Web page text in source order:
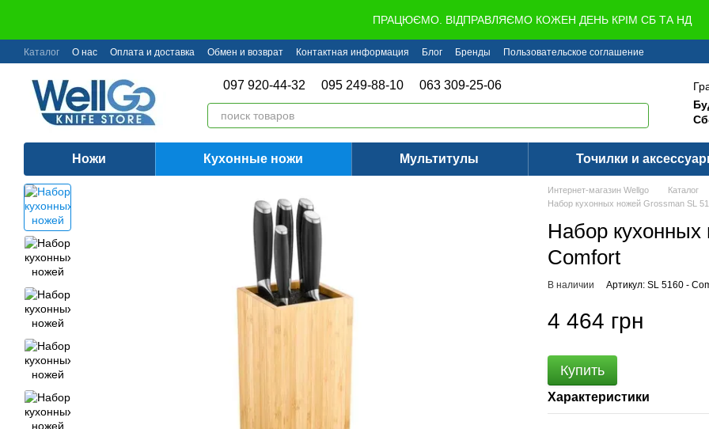
ПРАЦЮЄМО. ВІДПРАВЛЯЄМО КОЖЕН ДЕНЬ КРІМ СБ ТА НД
Каталог О нас Оплата и доставка Обмен и возврат Контактная информация Блог Бренды Пользовательское соглашение
097 920-44-32 095 249-88-10 063 309-25-06
Ножи Кухонные ножи Мультитулы Точилки и
Интернет-магазин Wellgo Каталог
Набор кухонных ножей Grossman SL
Набор
Comfort
В наличии Артикул: SL 5160 -
4 464 грн
Купить
Характеристики